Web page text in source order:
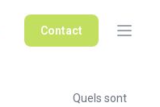
Contact
Quels sont